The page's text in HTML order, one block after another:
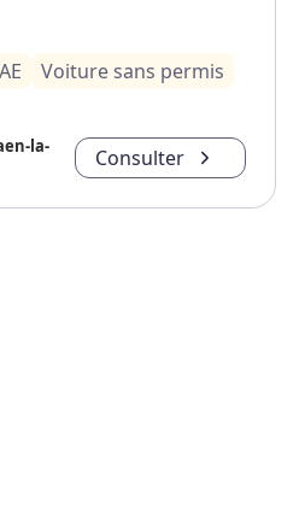
Voiture sans permis
la-
Consulter